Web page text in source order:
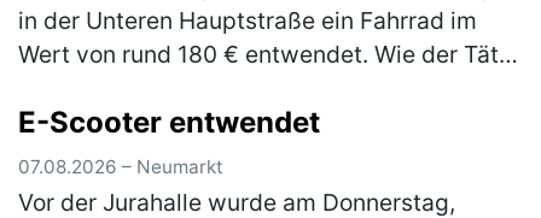
in der Unteren Hauptstraße ein Fahrrad im
Wert von rund 180 € entwendet. Wie der Täter
Gegenstand der laufenden E…
E-Scooter entwendet
07.08.2026 – Neumarkt
Vor der Jurahalle wurde am Donnerstag,